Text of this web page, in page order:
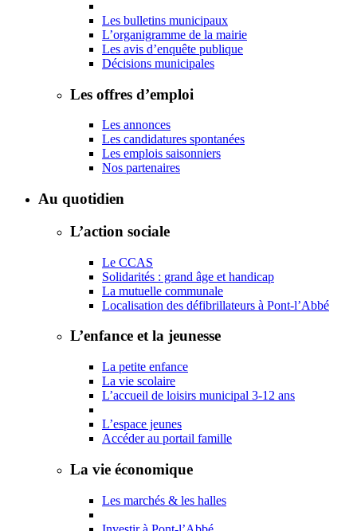
Les bulletins municipaux
L’organigramme de la mairie
Les avis d’enquête publique
Décisions municipales
Les offres d’emploi
Les annonces
Les candidatures spontanées
Les emplois saisonniers
Nos partenaires
Au quotidien
L’action sociale
Le CCAS
Solidarités : grand âge et handicap
La mutuelle communale
Localisation des défibrillateurs à Pont-l’Abbé
L’enfance et la jeunesse
La petite enfance
La vie scolaire
L’accueil de loisirs municipal 3-12 ans
L’espace jeunes
Accéder au portail famille
La vie économique
Les marchés & les halles